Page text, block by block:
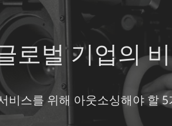
로벌 기업의
비스를 위해 아웃소싱해야 할